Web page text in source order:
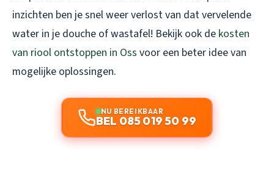
inzichten ben je snel weer verlost van dat vervelende
water in je douche of wastafel! Bekijk ook de kosten
van riool ontstoppen in Oss voor een beter idee van
mogelijke oplossingen.
NU BEREIKBAAR
BEL 085 019 50 99